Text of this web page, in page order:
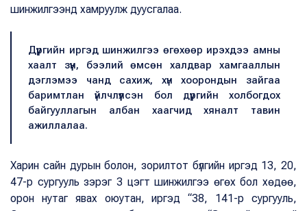
шинжилгээнд хамруулж дуусгалаа.
Дүүргийн иргэд шинжилгээ өгөхөөр ирэхдээ амны
хаалт зүүн, бээлий өмсөн халдвар хамгааллын
дэглэмээ чанд сахиж, хүн хоорондын зайгаа
баримтлан үйлчлүүлсэн бол дүүргийн холбогдох
байгууллагын албан хаагчид хяналт тавин
ажиллалаа.
Харин сайн дурын болон, зорилтот бүлгийн иргэд 13, 20,
47-р сургууль зэрэг 3 цэгт шинжилгээ өгөх бол хөдөө,
орон нутаг явах оюутан, иргэд “38, 141-р сургууль,